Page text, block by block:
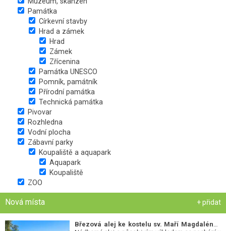
Památka
Církevní stavby
Hrad a zámek
Hrad
Zámek
Zřícenina
Památka UNESCO
Pomník, památník
Přírodní památka
Technická památka
Pivovar
Rozhledna
Vodní plocha
Zábavní parky
Koupaliště a aquapark
Aquapark
Koupaliště
ZOO
Nová místa + přidat
Březová alej ke kostelu sv. Maří Magdalény-